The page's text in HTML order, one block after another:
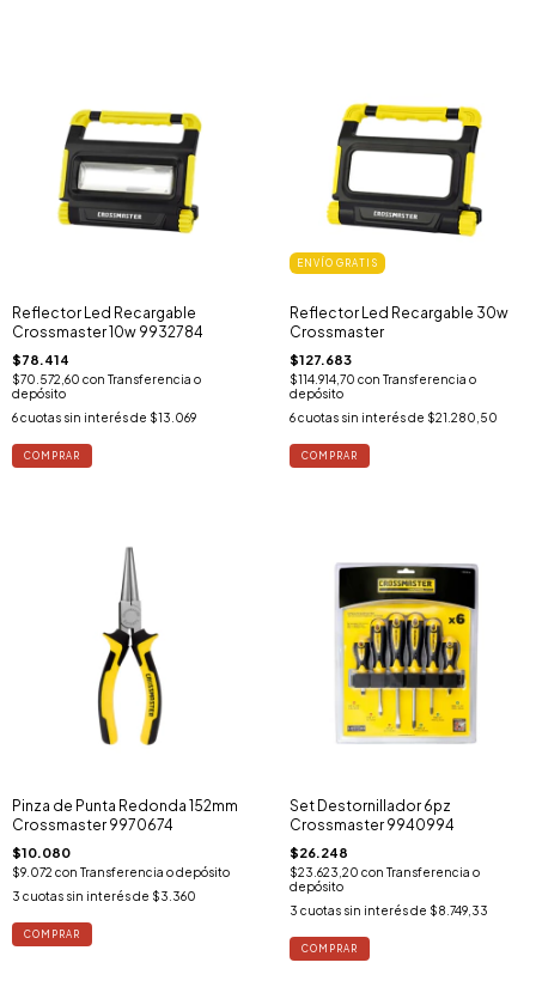
Reflector Led Recargable
Crossmaster 10w 9932784
$78.414
$70.572,60 con Transferencia o
depósito
6cuotas sin interés de $13.069
ENVÍO GRATIS
Reflector Led Recargable 30w
Crossmaster
$127.683
$114.914,70 con Transferencia o
depósito
6 cuotas sin interés de $21.280,50
Pinza de Punta Redonda 152mm
Crossmaster 9970674
$10.080
$9.072 con Transferencia o depósito
3 cuotas sin interés de $3.360
Set Destornillador 6pz
Crossmaster 9940994
$26.248
$23.623,20 con Transferencia o
depósito
3 cuotas sin interés de $8.749,33